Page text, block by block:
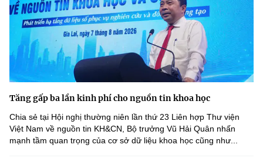
Tăng gấp ba lần kinh phí cho nguồn tin khoa học
Chia sẻ tại Hội nghị thường niên lần thứ 23 Liên hợp Thư viện
Việt Nam về nguồn tin KH&CN, Bộ trưởng Vũ Hải Quân nhấn
mạnh tầm quan trọng của cơ sở dữ liệu khoa học cũng như...